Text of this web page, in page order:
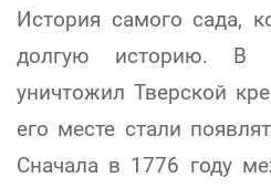
История самого сада,
долгую историю. В
уничтожил Тверской
его месте стали
Сначала в 1776 году